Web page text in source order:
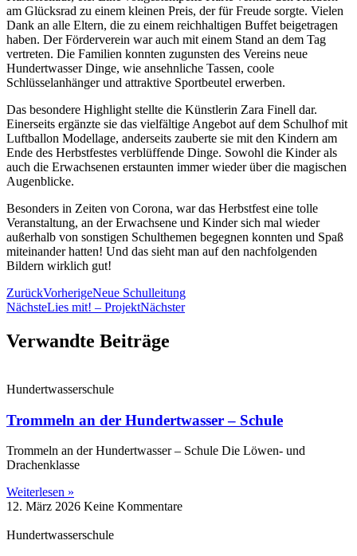
am Glücksrad zu einem kleinen Preis, der für Freude sorgte. Vielen
Dank an alle Eltern, die zu einem reichhaltigen Buffet beigetragen
haben. Der Förderverein war auch mit einem Stand an dem Tag
vertreten. Die Familien konnten zugunsten des Vereins neue
Hundertwasser Dinge, wie ansehnliche Tassen, coole
Schlüsselanhänger und attraktive Sportbeutel erwerben.
Das besondere Highlight stellte die Künstlerin Zara Finell dar.
Einerseits ergänzte sie das vielfältige Angebot auf dem Schulhof mit
Luftballon Modellage, anderseits zauberte sie mit den Kindern am
Ende des Herbstfestes verblüffende Dinge. Sowohl die Kinder als
auch die Erwachsenen erstaunten immer wieder über die magischen
Augenblicke.
Besonders in Zeiten von Corona, war das Herbstfest eine tolle
Veranstaltung, an der Erwachsene und Kinder sich mal wieder
außerhalb von sonstigen Schulthemen begegnen konnten und Spaß
miteinander hatten! Und das sieht man auf den nachfolgenden
Bildern wirklich gut!
ZurückVorherigeNeue Schulleitung
NächsteLies mit! – ProjektNächster
Verwandte Beiträge
Hundertwasserschule
Trommeln an der Hundertwasser – Schule
Trommeln an der Hundertwasser – Schule Die Löwen‑ und
Drachenklasse
Weiterlesen »
12. März 2026 Keine Kommentare
Hundertwasserschule